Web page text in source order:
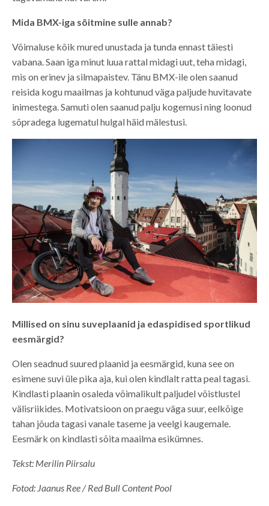
Mida BMX-iga sõitmine sulle annab?
Võimaluse kõik mured unustada ja tunda ennast täiesti
vabana. Saan iga minut luua rattal midagi uut, teha midagi,
mis on erinev ja silmapaistev. Tänu BMX-ile olen saanud
reisida kogu maailmas ja kohtunud väga paljude huvitavate
inimestega. Samuti olen saanud palju kogemusi ning loonud
sõpradega lugematul hulgal häid mälestusi.
Millised on sinu suveplaanid ja edaspidised sportlikud
eesmärgid?
Olen seadnud suured plaanid ja eesmärgid, kuna see on
esimene suvi üle pika aja, kui olen kindlalt ratta peal tagasi.
Kindlasti plaanin osaleda võimalikult paljudel võistlustel
välisriikides. Motivatsioon on praegu väga suur, eelkõige
tahan jõuda tagasi vanale taseme ja veelgi kaugemale.
Eesmärk on kindlasti sõita maailma esikümnes.
Tekst: Merilin Piirsalu
Fotod: Jaanus Ree / Red Bull Content Pool